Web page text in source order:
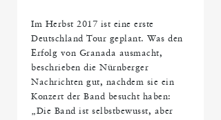
Im Herbst 2017 ist eine erste
Deutschland Tour geplant. Was den
Erfolg von Granada ausmacht,
beschrieben die Nürnberger
Nachrichten gut, nachdem sie ein
Konzert der Band besucht haben:
„Die Band ist selbstbewusst, aber